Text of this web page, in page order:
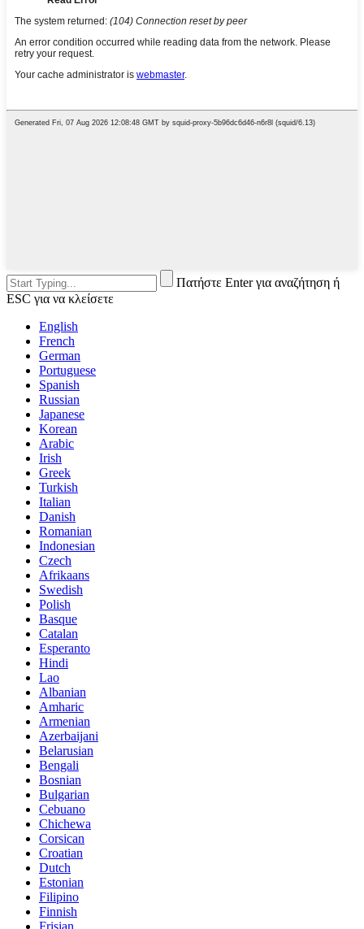
Πατήστε Enter για αναζήτηση ή
ESC για να κλείσετε
English
French
German
Portuguese
Spanish
Russian
Japanese
Korean
Arabic
Irish
Greek
Turkish
Italian
Danish
Romanian
Indonesian
Czech
Afrikaans
Swedish
Polish
Basque
Catalan
Esperanto
Hindi
Lao
Albanian
Amharic
Armenian
Azerbaijani
Belarusian
Bengali
Bosnian
Bulgarian
Cebuano
Chichewa
Corsican
Croatian
Dutch
Estonian
Filipino
Finnish
Frisian